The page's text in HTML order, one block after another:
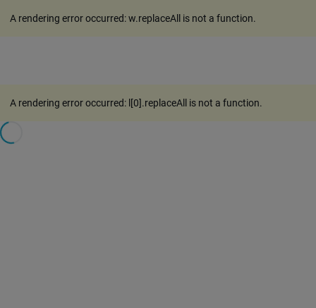
A rendering error occurred:w.replaceAll is not a function.
A rendering error occurred: l[0].replaceAll is not a function.